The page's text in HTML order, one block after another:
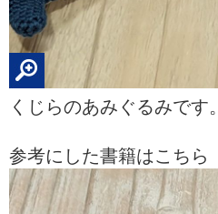
くじらのあみぐるみです。
参考にした書籍はこちら